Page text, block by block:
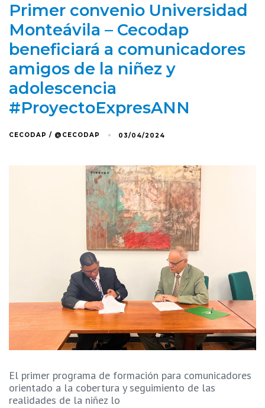
Primer convenio Universidad
Monteávila – Cecodap
beneficiará a comunicadores
amigos de la niñez y
adolescencia
#ProyectoExpresANN
CECODAP / @CECODAP 03/04/2024
El primer programa de formación para comunicadores
orientado a la cobertura y seguimiento de las
realidades de la niñez lo